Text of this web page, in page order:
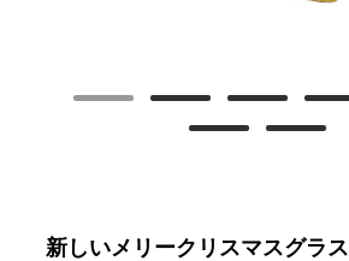
新しいメリークリスマスグラス